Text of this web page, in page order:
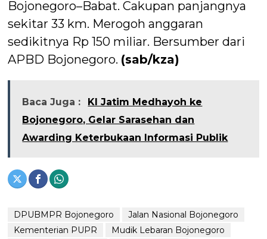
Bojonegoro–Babat. Cakupan panjangnya
sekitar 33 km. Merogoh anggaran
sedikitnya Rp 150 miliar. Bersumber dari
APBD Bojonegoro. (sab/kza)
Baca Juga :
KI Jatim Medhayoh ke
Bojonegoro, Gelar Sarasehan dan
Awarding Keterbukaan Informasi Publik
DPUBMPR Bojonegoro
Jalan Nasional Bojonegoro
Kementerian PUPR
Mudik Lebaran Bojonegoro